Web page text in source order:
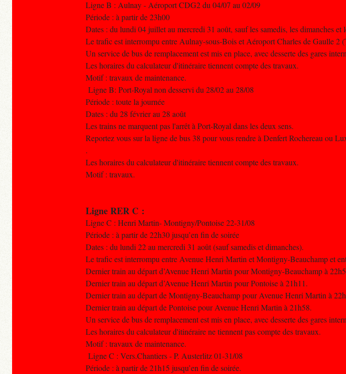
Ligne B : Aulnay - Aéroport CDG2 du 04/07 au 02/09
Période : à partir de 23h00
Dates : du lundi 04 juillet au mercredi 31 août, sauf les samedis, les dimanches et
Le trafic est interrompu entre Aulnay-sous-Bois et Aéroport Charles de Gaulle 2
Un service de bus de remplacement est mis en place, avec desserte des gares
Les horaires du calculateur d'itinéraire tiennent compte des travaux.
Motif : travaux de maintenance.
Ligne B: Port-Royal non desservi du 28/02 au 28/08
Période : toute la journée
Dates : du 28 février au 28 août
Les trains ne marquent pas l'arrêt à Port-Royal dans les deux sens.
Reportez vous sur la ligne de bus 38 pour vous rendre à Denfert Rochereau ou
.
Les horaires du calculateur d'itinéraire tiennent compte des travaux.
Motif : travaux.
Ligne RER C :
Ligne C : Henri Martin- Montigny/Pontoise 22-31/08
Période : à partir de 22h30 jusqu’en fin de soirée
Dates : du lundi 22 au mercredi 31 août (sauf samedis et dimanches).
Le trafic est interrompu entre Avenue Henri Martin et Montigny-Beauchamp et
Dernier train au départ d’Avenue Henri Martin pour Montigny-Beauchamp à
Dernier train au départ d’Avenue Henri Martin pour Pontoise à 21h11.
Dernier train au départ de Montigny-Beauchamp pour Avenue Henri Martin à
Dernier train au départ de Pontoise pour Avenue Henri Martin à 21h58.
Un service de bus de remplacement est mis en place, avec desserte des gares
Les horaires du calculateur d'itinéraire ne tiennent pas compte des travaux.
Motif : travaux de maintenance.
Ligne C : Vers.Chantiers - P. Austerlitz 01-31/08
Période : à partir de 21h15 jusqu’en fin de soirée.